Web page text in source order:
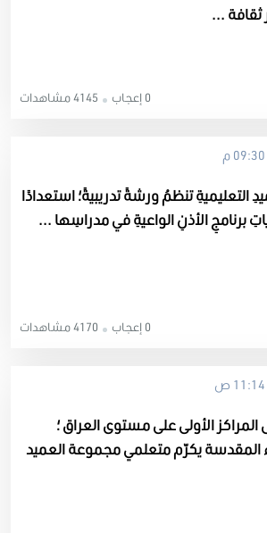
...
4145 مشاهدات 0 إعجاب
التعليميةِ تنظمُ ورشةً تدريبيةً؛ استعدادًا
برنامجِ الأذنِ الواعيةِ في مدراسِها ...
4170 مشاهدات 0 إعجاب
الأولى على مستوى العراق ؛
المقدسة يكرّم متعلمي مجموعة العميد